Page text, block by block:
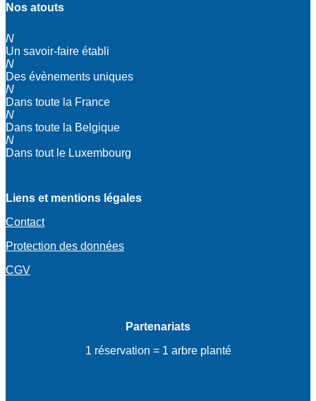
Nos atouts
N
Un savoir-faire établi
N
Des évènements uniques
N
Dans toute la France
N
Dans toute la Belgique
N
Dans tout le Luxembourg
Liens et mentions légales
Contact
Protection des données
CGV
Partenariats
1 réservation = 1 arbre planté